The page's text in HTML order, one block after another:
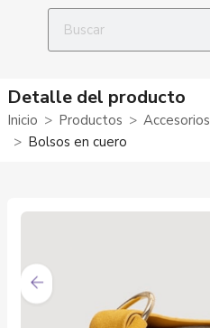
Detalle del producto
Inicio Productos Accesorios
Bolsos en cuero